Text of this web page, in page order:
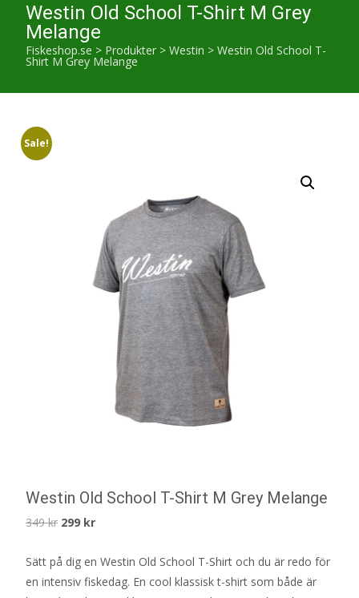
Westin Old School T-Shirt M Grey
Melange
Fiskeshop.se > Produkter > Westin > Westin Old School T-
Shirt M Grey Melange
Sale!
Westin Old School T-Shirt M Grey Melange
349kr Det
priset
var:
299 krDet
priset
är:
Sätt på dig en Westin Old School T-Shirt och du är redo för
en intensiv fiskedag. En cool klassisk t-shirt som både är